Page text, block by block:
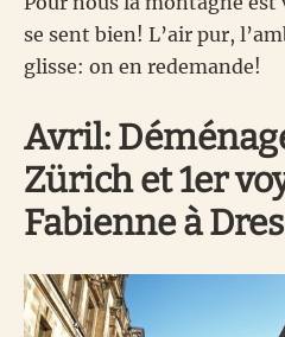
se sent bien! L’air pur,
glisse: on en redemande!
Avril:
Zürich et 1er
Fabienne à